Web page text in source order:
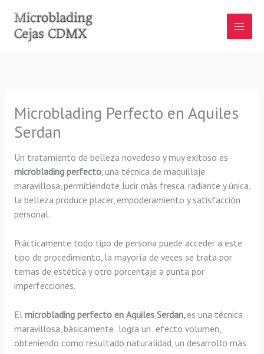
contenido
Microblading Perfecto en Aquiles
Serdan
Un tratamiento de belleza novedoso y muy exitoso es
microblading perfecto, una técnica de maquillaje
maravillosa, permitiéndote lucir más fresca, radiante y única,
la belleza produce placer, empoderamiento y satisfacción
personal.
Prácticamente todo tipo de persona puede acceder a este
tipo de procedimiento, la mayoría de veces se trata por
temas de estética y otro porcentaje a punta por
imperfecciones.
El microblading perfecto en Aquiles Serdan, es una técnica
maravillosa, básicamente logra un efecto volumen,
obteniendo como resultado naturalidad, un desarrollo más